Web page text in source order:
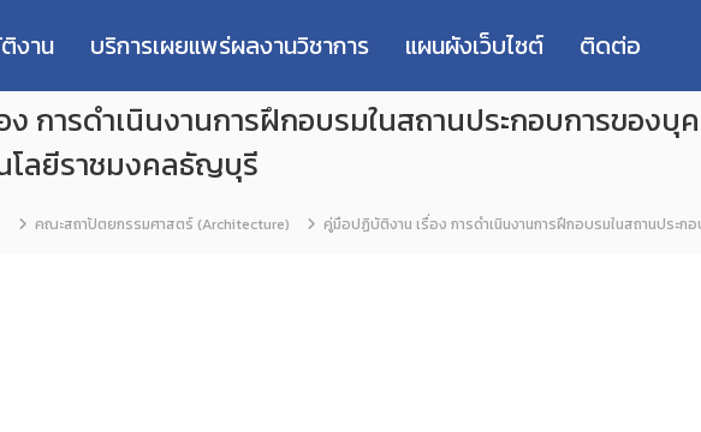
งาน บริการเผยแพร่ผลงานวิชาการ แผนผังเว็บไซต์ ติดต่อ
การดำเนินงานการฝึกอบรมในสถานประกอบการของ
โลยีราชมงคลธัญบุรี
คณะสถาปัตยกรรมศาสตร์ (Architecture) คู่มือปฏิบัติงาน เรื่อง การดำเนินงานการฝึกอบรมในสถานปร